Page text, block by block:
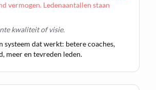
vermogen. Ledenaantallen staan
kwaliteit of visie.
systeem dat werkt: betere coaches,
meer en tevreden leden.